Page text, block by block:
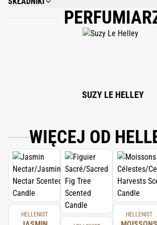
ISO E SUPER, BENZYL SALICYLATE, (5E)-3-
1-ONE, METHYL ATRARATE, BETA-PINENE, 3-(P-
DIMETHYLPROPIONALDEHYDE, ALPHA-PINENE,
SUZY LE HELLEY
WIĘCEJ OD
HELLENIST HELLENIST